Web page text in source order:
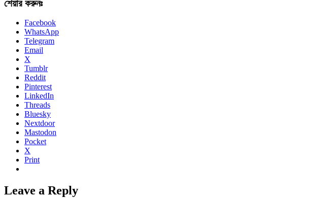
শেয়ার করুনঃ
Facebook
WhatsApp
Telegram
Email
X
Tumblr
Reddit
Pinterest
LinkedIn
Threads
Bluesky
Nextdoor
Mastodon
Pocket
X
Print
Leave a Reply